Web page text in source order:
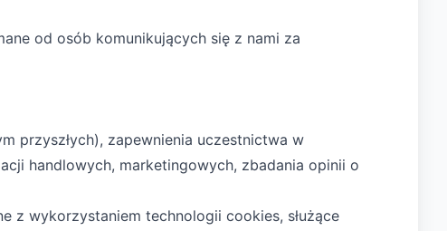
od osób komunikujących się z nami za
przyszłych), zapewnienia uczestnictwa w
handlowych, marketingowych, zbadania opinii o
z wykorzystaniem technologii cookies, służące